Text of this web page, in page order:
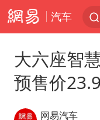
汽车
大六座智
预售价
网易汽车